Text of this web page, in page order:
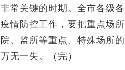
非常关键的时期。全市各级
疫情防控工作，要把重点场
院、监所等重点、特殊场所
万无一失。（完）